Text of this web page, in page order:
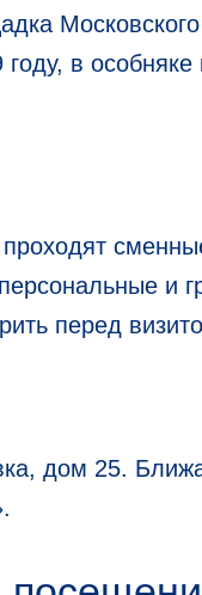
Московского
в
и
перед
дом 25.